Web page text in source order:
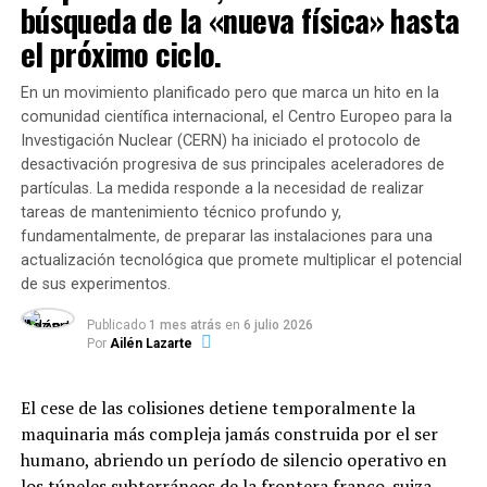
TEMAS RELACIONADOS:
SIGUENTE
Coronavirus: India pasó a Brasil y es el segundo país con
más contagios
ANTERIOR
El Papa Francisco dijo que el chisme es «peor» que el
coronavirus
entrega y dedicación al
salvar vidas. Venezuela
renacerá con el trabajo de
todos”, manifestó a través
de sus redes sociales el
presidente de la Asamblea
Nacional, Jorge Rodríguez.
Actualmente,
albergadas en 107 campamentos transitorios
Fronteras (MSF)advirtió que unas 6.000 personas
continúan durmiendo a la intemperie en la vía pública
(aproximadamente 3.000 frente a edificios inestables en
búsqueda de la «nueva física» hasta
el próximo ciclo.
En un movimiento planificado pero que marca un hito en la
comunidad científica internacional, el Centro Europeo para la
Investigación Nuclear (CERN) ha iniciado el protocolo de
desactivación progresiva de sus principales aceleradores de
partículas. La medida responde a la necesidad de realizar
tareas de mantenimiento técnico profundo y,
fundamentalmente, de preparar las instalaciones para una
actualización tecnológica que promete multiplicar el potencial
de sus experimentos.
Publicado 1 mes atrás en 6 julio 2026
Por Ailén Lazarte
El cese de las colisiones detiene temporalmente la
maquinaria más compleja jamás construida por el ser
humano, abriendo un período de silencio operativo en